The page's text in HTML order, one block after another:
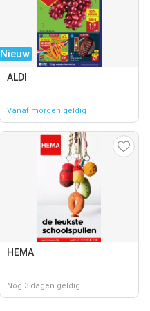
Nieuw
ALDI
Vanaf morgen geldig
HEMA
Nog 3 dagen geldig